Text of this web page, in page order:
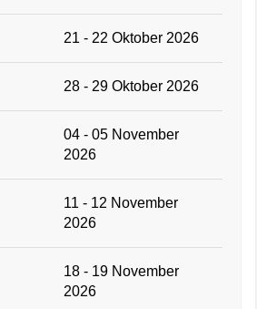
21 - 22 Oktober 2026
28 - 29 Oktober 2026
04 - 05 November
2026
11 - 12 November
2026
18 - 19 November
2026